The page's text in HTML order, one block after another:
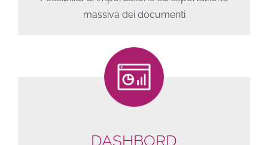
massiva dei documenti
DASHBORD